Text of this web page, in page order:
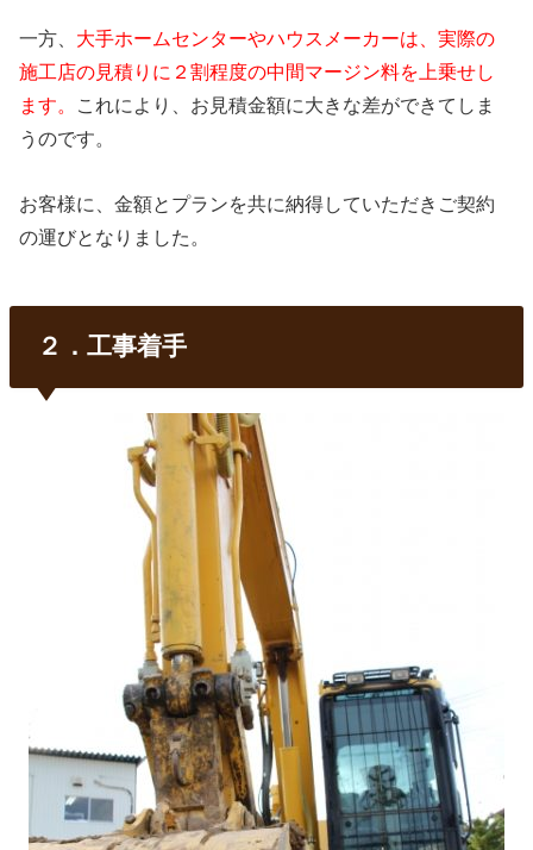
一方、 大手ホームセンターやハウスメーカーは、実際の
施工店の見積りに２割程度の中間マージン料を上乗せし
ます。 これにより、お見積金額に大きな差ができてしま
うのです。
お客様に、金額とプランを共に納得していただきご契約
の運びとなりました。
２．工事着手